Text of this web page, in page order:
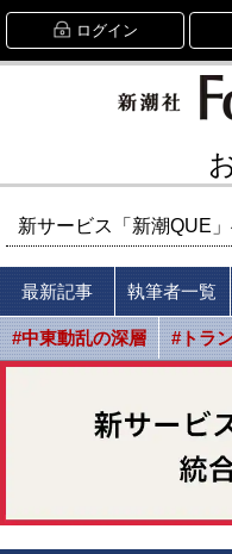
ログイン
新サービス「新潮QUE
最新記事 執筆者一覧
#中東動乱の深層 #トラ